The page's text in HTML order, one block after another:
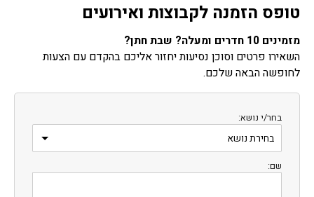
טופס הזמנה לקבוצות ואירועים
מזמינים 10 חדרים ומעלה? שבת חתן?
השאירו פרטים וסוכן נסיעות יחזור אליכם בהקדם עם הצעות
לחופשה הבאה שלכם.
בחר/י נושא:
שם: